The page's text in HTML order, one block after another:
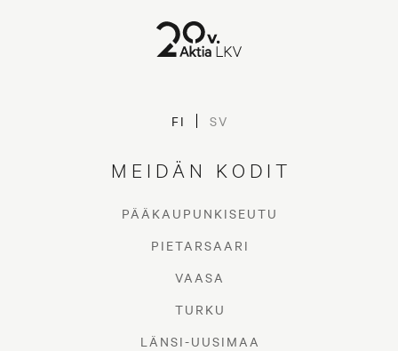
FI SV
MEIDÄN KODIT
PÄÄKAUPUNKISEUTU
PIETARSAARI
VAASA
TURKU
LÄNSI-UUSIMAA